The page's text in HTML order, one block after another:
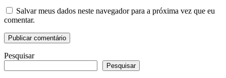
Salvar meus dados neste navegador para a próxima vez que eu
comentar.
Pesquisar
Pesquisar